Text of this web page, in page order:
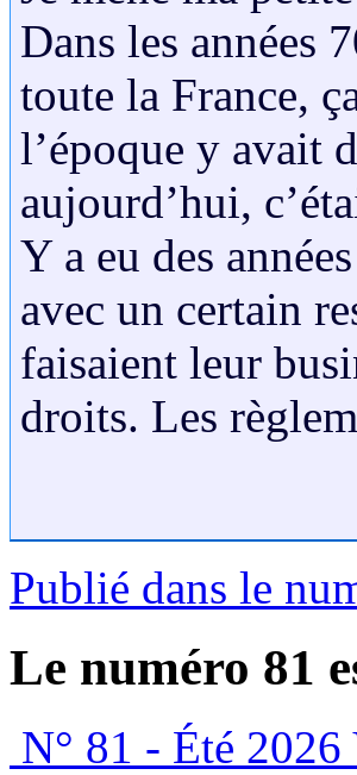
Dans les années
toute la France,
l’époque y avait
aujourd’hui,
Y a eu des
avec un certain
faisaient leur
droits. Les
Publié dans le
Le numéro 81
N° 81 - Été 2026